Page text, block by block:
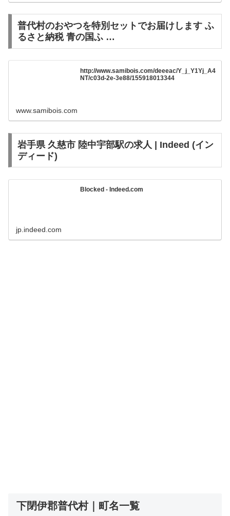
普代村のおやつを特別セットでお届けします ふ
るさと納税 青の国ふ …
http://www.samibois.com/deeeac/Y_j_Y1Yj_A4
NT/c03d-2e-3e88/155918013344
www.samibois.com
岩手県 久慈市 陸中宇部駅の求人 | Indeed (イン
ディード)
Blocked - Indeed.com
jp.indeed.com
下閉伊郡普代村｜町名一覧